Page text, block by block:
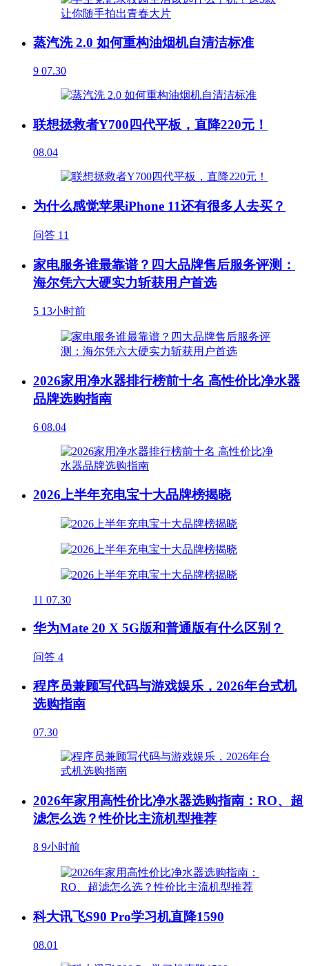
蒸汽洗 2.0 如何重构油烟机自清洁标准
9 07.30
联想拯救者Y700四代平板，直降220元！
08.04
为什么感觉苹果iPhone 11还有很多人去买？
问答 11
家电服务谁最靠谱？四大品牌售后服务评测：
海尔凭六大硬实力斩获用户首选
5 13小时前
2026家用净水器排行榜前十名 高性价比净水器
品牌选购指南
6 08.04
2026上半年充电宝十大品牌榜揭晓
11 07.30
华为Mate 20 X 5G版和普通版有什么区别？
问答 4
程序员兼顾写代码与游戏娱乐，2026年台式机
选购指南
07.30
2026年家用高性价比净水器选购指南：RO、超
滤怎么选？性价比主流机型推荐
8 9小时前
科大讯飞S90 Pro学习机直降1590
08.01